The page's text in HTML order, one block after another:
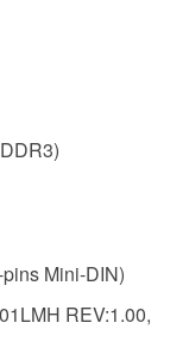
Mini-DIN)
REV:1.00,